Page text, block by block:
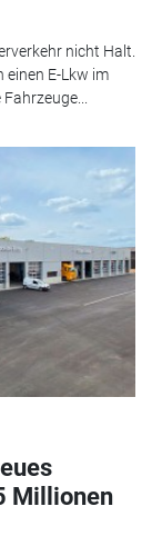
nicht Halt.
einen E-Lkw im
Millionen